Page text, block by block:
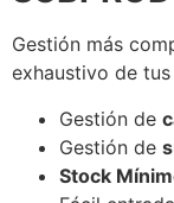
Gestión más
exhaustivo de
Gestión de
Gestión de
Stock